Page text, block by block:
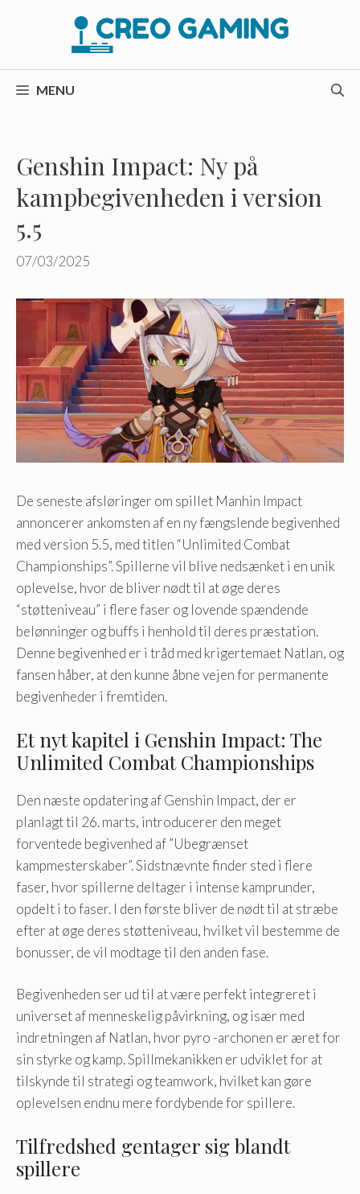
MENU
Genshin Impact: Ny på
kampbegivenheden i version
5.5
07/03/2025
De seneste afsløringer om spillet Manhin Impact
annoncerer ankomsten af ​​en ny fængslende begivenhed
med version 5.5, med titlen “Unlimited Combat
Championships”. Spillerne vil blive nedsænket i en unik
oplevelse, hvor de bliver nødt til at øge deres
“støtteniveau” i flere faser og lovende spændende
belønninger og buffs i henhold til deres præstation.
Denne begivenhed er i tråd med krigertemaet Natlan, og
fansen håber, at den kunne åbne vejen for permanente
begivenheder i fremtiden.
Et nyt kapitel i Genshin Impact: The
Unlimited Combat Championships
Den næste opdatering af Genshin Impact, der er
planlagt til 26. marts, introducerer den meget
forventede begivenhed af ”Ubegrænset
kampmesterskaber”. Sidstnævnte finder sted i flere
faser, hvor spillerne deltager i intense kamprunder,
opdelt i to faser. I den første bliver de nødt til at stræbe
efter at øge deres støtteniveau, hvilket vil bestemme de
bonusser, de vil modtage til den anden fase.
Begivenheden ser ud til at være perfekt integreret i
universet af menneskelig påvirkning, og især med
indretningen af ​​Natlan, hvor pyro -archonen er æret for
sin styrke og kamp. Spillmekanikken er udviklet for at
tilskynde til strategi og teamwork, hvilket kan gøre
oplevelsen endnu mere fordybende for spillere.
Tilfredshed gentager sig blandt
spillere